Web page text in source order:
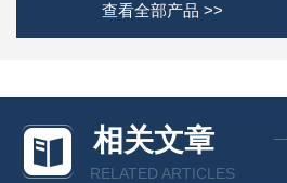
查看全部产品 >>
相关文章
RELATED ARTICLES